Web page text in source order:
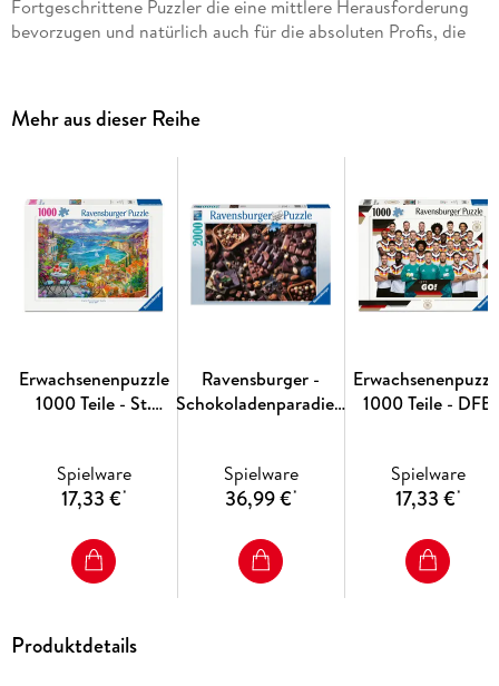
Fortgeschrittene Puzzler die eine mittlere Herausforderung
bevorzugen und natürlich auch für die absoluten Profis, die
unvergesslichen Puzzleerlebnis nichts mehr im Weg. Die
Einzigartigkeit der charakteristischen Puzzleteile wird durch
handgefertigte Stanzwerkzeuge erreicht, die in äußerster
hergestellt werden. Jahrzehntelange Erfahrung in der
Puzzleproduktion, den hohen Qualitätsanspruch an Material,
Motiv und Design lassen die Herzen der Puzzler
höherschlagen und erleben, wie eins zum andern passt. Das
ist die Ravensburger Leidenschaft für Qualität.
Mehr aus dieser Reihe
Erwachsenenpuzzle
1000 Teile - St.
Spielware
17,33 €*
Ravensburger -
Schokoladenparadies,
Spielware
36,99 €*
1000 Teile - DFB
Spielware
17,33 €*
Produktdetails